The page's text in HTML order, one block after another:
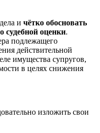
и чётко обосновать
судебной оценки.
подлежащего
действительной
имущества супругов,
в целях снижения
изложить свои